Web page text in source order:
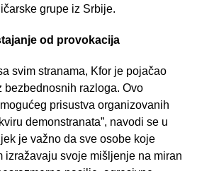
grupe iz Srbije.
od provokacija
svim stranama, Kfor je pojačao
bezbednosnih razloga. Ovo
prisustva organizovanih
demonstranata”, navodi se u
je važno da sve osobe koje
izražavaju svoje mišljenje na miran